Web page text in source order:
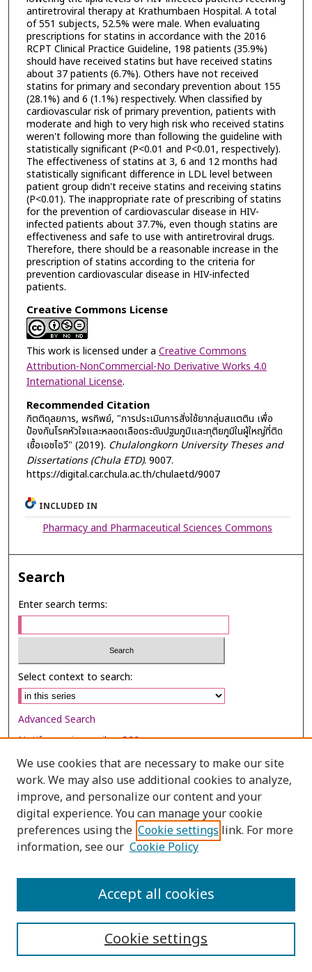
antiretroviral therapy at Krathumbaen Hospital. A total
of 551 subjects, 52.5% were male. When evaluating
prescriptions for statins in accordance with the 2016
RCPT Clinical Practice Guideline, 198 patients (35.9%)
should have received statins but have received statins
about 37 patients (6.7%). Others have not received
statins for primary and secondary prevention about 155
(28.1%) and 6 (1.1%) respectively. When classified by
cardiovascular risk of primary prevention, patients with
moderate and high to very high risk who received statins
weren't following more than following the guideline with
statistically significant (P<0.01 and P<0.01, respectively).
The effectiveness of statins at 3, 6 and 12 months had
statistically significant difference in LDL level between
patient group didn't receive statins and receiving statins
(P<0.01). The inappropriate rate of prescribing of statins
for the prevention of cardiovascular disease in HIV-
infected patients about 37.7%, even though statins are
effectiveness and safe to use with antiretroviral drugs.
Therefore, there should be a reasonable increase in the
prescription of statins according to the criteria for
prevention cardiovascular disease in HIV-infected
patients.
Creative Commons License
This work is licensed under a Creative Commons
Attribution-NonCommercial-No Derivative Works 4.0
International License.
Recommended Citation
กิตติดุลยการ, พรทิพย์, "การประเมินการสั่งใช้ยากลุ่มสแตติน เพื่อ
ป้องกันโรคหัวใจและหลอดเลือดระดับปฐมภูมิและทุติยภูมิในผู้ใหญ่ที่ติด
เชื้อเอชไอวี" (2019). Chulalongkorn University Theses and
Dissertations (Chula ETD). 9007.
https://digital.car.chula.ac.th/chulaetd/9007
INCLUDED IN
Pharmacy and Pharmaceutical Sciences Commons
Search
Enter search terms:
Select context to search:
Advanced Search
Notify me via email orRSS
Browse
Collections
Disciplines
Authors
We use cookies that are necessary to make our site
work. We may also use additional cookies to analyze,
improve, and personalize our content and your
digital experience. You can manage your cookie
preferences using the Cookie settings link. For more
information, see our Cookie Policy
Cookie settings
Accept all cookies